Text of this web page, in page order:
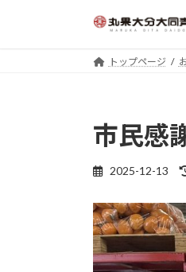
トップページ
市民感
2025-12-13